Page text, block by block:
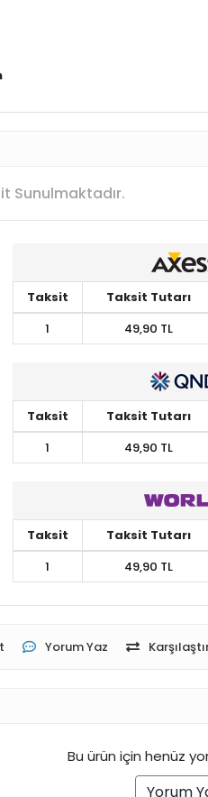
Sunulmaktadır.
Taksit Taksit Tutarı
1
49,90 TL
Taksit Taksit Tutarı
1
49,90 TL
Taksit Taksit Tutarı
1
49,90 TL
Yorum Yaz
Bu ürün için henüz
Yorum